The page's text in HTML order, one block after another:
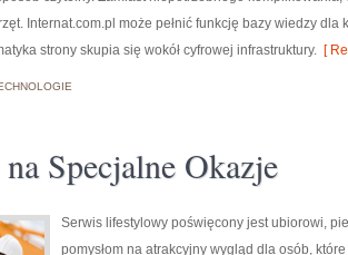
Internat.com.pl może pełnić funkcję bazy wiedzy dla
strony skupia się wokół cyfrowej infrastruktury. [
Specjalne Okazje
Serwis lifestylowy poświęcony jest ubiorowi,
pomysłom na atrakcyjny wygląd dla osób,